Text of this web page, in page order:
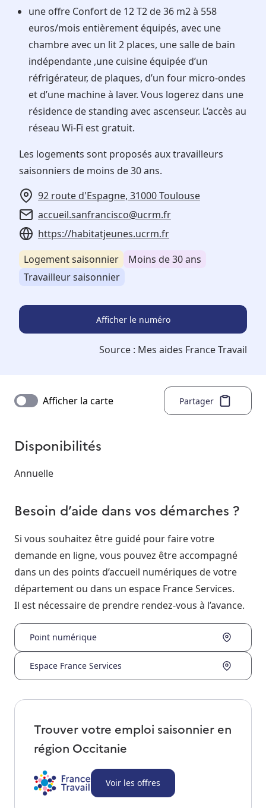
une offre Confort de 12 T2 de 36 m2 à 558
euros/mois entièrement équipés, avec une
chambre avec un lit 2 places, une salle de bain
indépendante ,une cuisine équipée d’un
réfrigérateur, de plaques, d’un four micro-ondes
et d’une machine à laver. Vous logerez dans une
résidence de standing avec ascenseur. L’accès au
réseau Wi-Fi est gratuit.
Les logements sont proposés aux travailleurs
saisonniers de moins de 30 ans.
92 route d'Espagne, 31000 Toulouse
accueil.sanfrancisco@ucrm.fr
https://habitatjeunes.ucrm.fr
Logement saisonnier
Moins de 30 ans
Travailleur saisonnier
Afficher le numéro
Source : Mes aides France Travail
Afficher la carte Partager
Disponibilités
Annuelle
Besoin d’aide dans vos démarches ?
Si vous souhaitez être guidé pour faire votre
demande en ligne, vous pouvez être accompagné
dans un des points d’accueil numériques de votre
département ou dans un espace France Services.
Il est nécessaire de prendre rendez-vous à l’avance.
Point numérique
Espace France Services
Trouver votre emploi saisonnier en
région Occitanie
Voir les offres